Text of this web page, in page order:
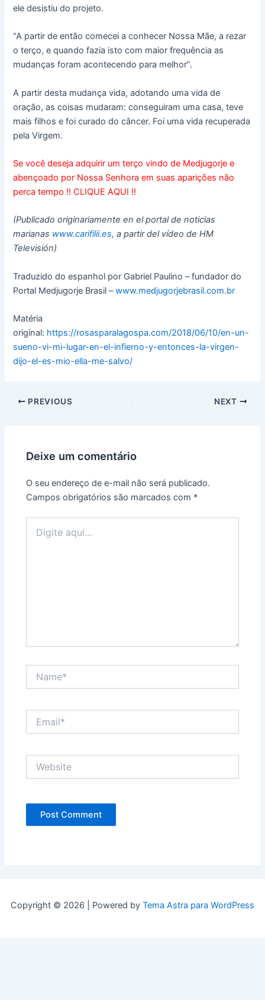
ele desistiu do projeto.
“A partir de então comecei a conhecer Nossa Mãe, a rezar
o terço, e quando fazia isto com maior frequência as
mudanças foram acontecendo para melhor”.
A partir desta mudança vida, adotando uma vida de
oração, as coisas mudaram: conseguiram uma casa, teve
mais filhos e foi curado do câncer. Foi uma vida recuperada
pela Virgem.
Se você deseja adquirir um terço vindo de Medjugorje e
abençoado por Nossa Senhora em suas aparições não
perca tempo !! CLIQUE AQUI !!
(Publicado originariamente en el portal de noticias
marianas www.carifilii.es, a partir del vídeo de HM
Televisión)
Traduzido do espanhol por Gabriel Paulino – fundador do
Portal Medjugorje Brasil –www.medjugorjebrasil.com.br
Matéria
original: https://rosasparalagospa.com/2018/06/10/en-un-
sueno-vi-mi-lugar-en-el-infierno-y-entonces-la-virgen-
dijo-el-es-mio-ella-me-salvo/
PREVIOUS NEXT
Deixe um comentário
O seu endereço de e-mail não será publicado.
Campos obrigatórios são marcados com *
aqui...
Copyright © 2026 | Powered by Tema Astra para WordPress